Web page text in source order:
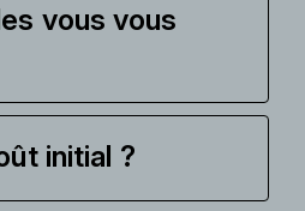
vous vous
initial ?